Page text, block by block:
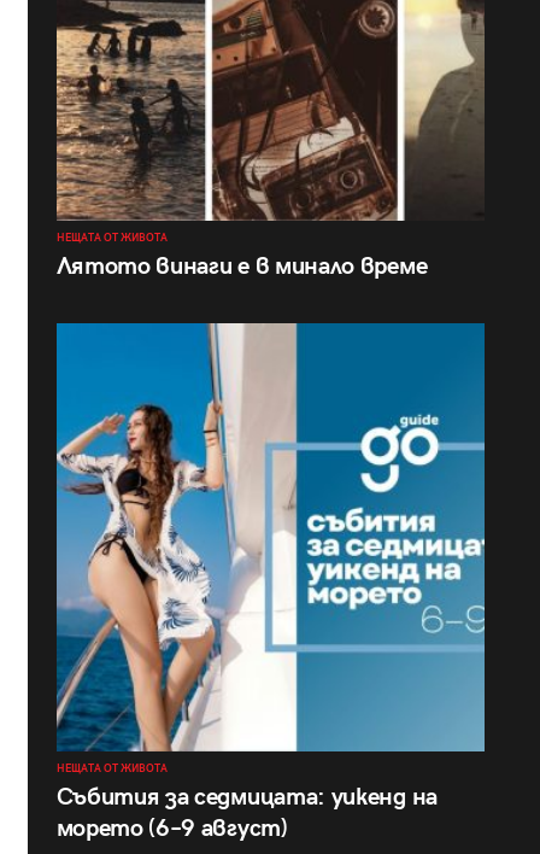
НЕЩАТА ОТ ЖИВОТА
Лятото винаги е в минало време
НЕЩАТА ОТ ЖИВОТА
Събития за седмицата: уикенд на
морето (6–9 август)